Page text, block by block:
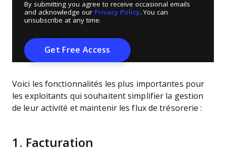
By submitting you agree to receive occasional emails
and acknowledge our Privacy Policy. You can
unsubscribe at any time.
Voici les fonctionnalités les plus importantes pour
les exploitants qui souhaitent simplifier la gestion
de leur activité et maintenir les flux de trésorerie :
1. Facturation